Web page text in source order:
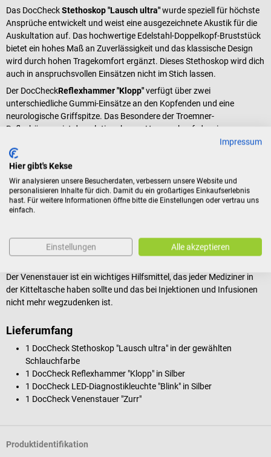
Das DocCheckStethoskop "Lausch ultra"wurde speziell für höchste
Ansprüche entwickelt und weist eine ausgezeichnete Akustik für die
Auskultation auf. Das hochwertige Edelstahl-Doppelkopf-Bruststück
bietet ein hohes Maß an Zuverlässigkeit und das klassische Design
wird durch hohen Tragekomfort ergänzt. Dieses Stethoskop wird dich
auch in anspruchsvollen Einsätzen nicht im Stich lassen.
Der DocCheckReflexhammer "Klopp"verfügt über zwei
unterschiedliche Gummi-Einsätze an den Kopfenden und eine
neurologische Griffspitze. Das Besondere der Troemner-
Reflexhämmer ist der relativ schwere Hammerkopf, der eine
besonders einfache Handhabung mit sich bringt, denn mithilfe der
Schwerkraft kannst du stets Schläge gleicher Stärke ausführen und
so vergleichbare Ergebnisse erhalten.
Die praktische DocCheckLED-Diagnostikleuchte "Blink"ist dank ihrer
Handlichkeit und ihres geringen Gewichts der perfekte Begleiter im U-
Kurs oder dem PJ. Mit der energieeffizienten LED-Beleuchtung ist sie
Der DocCheckVenenstauer
ist ein hochwertiger Staugurt, der
Der Venenstauer ist ein wichtiges Hilfsmittel, das jeder Mediziner in
der Kitteltasche haben sollte und das bei Injektionen und Infusionen
nicht mehr wegzudenken ist.
Lieferumfang
1 DocCheck Stethoskop "Lausch ultra" in der gewählten
Schlauchfarbe
1 DocCheck Reflexhammer "Klopp" in Silber
1 DocCheck LED-Diagnostikleuchte "Blink" in Silber
1 DocCheck Venenstauer "Zurr"
Produktidentifikation
Impressum
Hier gibt's Kekse
Wir analysieren unsere Besucherdaten, verbessern unsere Website und
personalisieren Inhalte für dich. Damit du ein großartiges Einkaufserlebnis
hast. Für weitere Informationen öffne bitte die Einstellungen oder vertrau uns
einfach.
Einstellungen Alle akzeptieren